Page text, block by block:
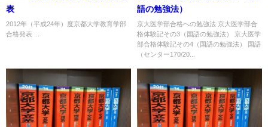
表
2012年（平成24年）度京都大学教育学部
合格発表 ...
語の勉強法）
京大医学部合格への勉強法 京大医学部合
格体験記その3（国語の勉強法） 京大医学
部合格体験記その4（国語の勉強法） 国語
（センター170/20...